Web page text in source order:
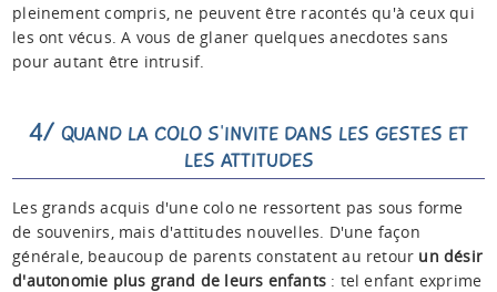
pleinement compris, ne peuvent être racontés qu'à ceux qui
les ont vécus. A vous de glaner quelques anecdotes sans
pour autant être intrusif.
4/ QUAND LA COLO S'INVITE DANS LES GESTES ET
LES ATTITUDES
Les grands acquis d'une colo ne ressortent pas sous forme
de souvenirs, mais d'attitudes nouvelles. D'une façon
générale, beaucoup de parents constatent au retour un désir
d'autonomie plus grand de leurs enfants : tel enfant exprime